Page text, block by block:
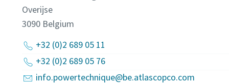
Overijse
3090 Belgium
+32 (0)2 689 05 11
+32 (0)2 689 05 76
info.powertechnique@be.atlascopco.com